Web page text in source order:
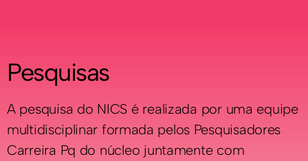
Pesquisas
A pesquisa do NICS é realizada por uma equipe
multidisciplinar formada pelos Pesquisadores
Carreira Pq do núcleo juntamente com